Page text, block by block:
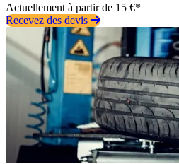
Actuellement à partir de 15 €*
Recevez des devis